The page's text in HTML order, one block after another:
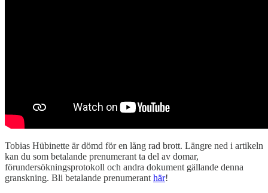
Tobias Hübinette är dömd för en lång rad brott. Längre ned i artikeln
kan du som betalande prenumerant ta del av domar,
förundersökningsprotokoll och andra dokument gällande denna
granskning. Bli betalande prenumerant här!